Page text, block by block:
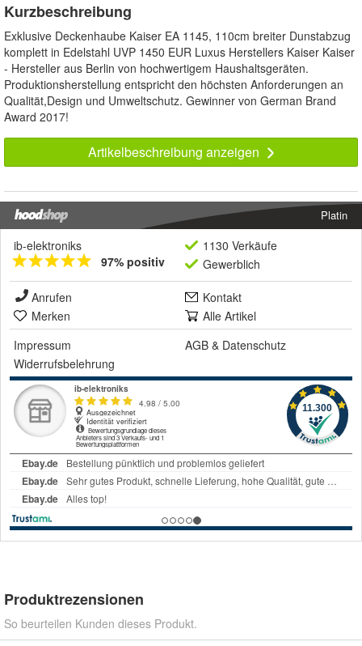
Kurzbeschreibung
Exklusive Deckenhaube Kaiser EA 1145, 110cm breiter Dunstabzug
komplett in Edelstahl UVP 1450 EUR Luxus Herstellers Kaiser Kaiser
- Hersteller aus Berlin von hochwertigem Haushaltsgeräten.
Produktionsherstellung entspricht den höchsten Anforderungen an
Qualität,Design und Umweltschutz. Gewinner von German Brand
Award 2017!
Artikelbeschreibung anzeigen
Platin
ib-elektroniks
97% positiv
1130 Verkäufe
Gewerblich
Anrufen
Kontakt
Merken
Alle Artikel
Impressum
AGB & Datenschutz
Widerrufsbelehrung
Produktrezensionen
So beurteilen Kunden dieses Produkt.